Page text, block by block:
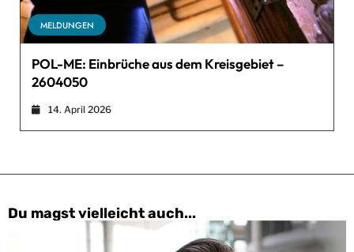
MELDUNGEN
POL-ME: Einbrüche aus dem Kreisgebiet –
2604050
14. April 2026
Du magst vielleicht auch...